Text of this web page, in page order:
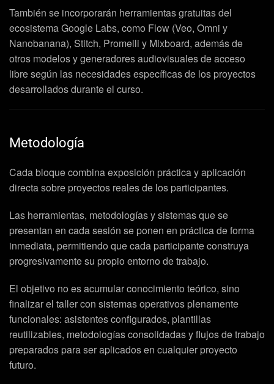
También se incorporarán herramientas gratuitas del
ecosistema Google Labs, como Flow (Veo, Omni y
Nanobanana), Stitch, Promelli y Mixboard, además de
otros modelos y generadores audiovisuales de acceso
libre según las necesidades específicas de los proyectos
desarrollados durante el curso.
Metodología
Cada bloque combina exposición práctica y aplicación
directa sobre proyectos reales de los participantes.
Las herramientas, metodologías y sistemas que se
presentan en cada sesión se ponen en práctica de forma
inmediata, permitiendo que cada participante construya
progresivamente su propio entorno de trabajo.
El objetivo no es acumular conocimiento teórico, sino
finalizar el taller con sistemas operativos plenamente
funcionales: asistentes configurados, plantillas
reutilizables, metodologías consolidadas y flujos de trabajo
preparados para ser aplicados en cualquier proyecto
futuro.